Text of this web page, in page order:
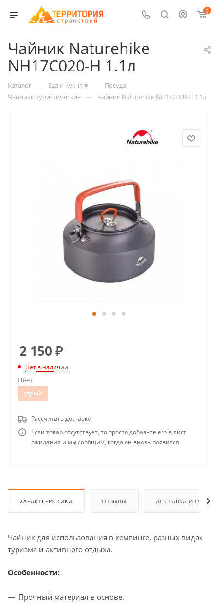
0
Чайник Naturehike
NH17C020-H 1.1л
Каталог — Еда и кухня ≡ — Посуда —
Чайники туристические — Чайник Naturehike NH17C020-H 1.1л
2 150 ₽
Нет в наличии
Цвет
серый
Рассчитать доставку
Если товар отсутствует, то просто добавьте его в лист
ожидания и мы сообщим, когда он вновь появится
ХАРАКТЕРИСТИКИ ОТЗЫВЫ ДОСТАВКА И
Чайник для использования в кемпинге, разных видах
туризма и активного отдыха.
Особенности:
Прочный материал в основе.